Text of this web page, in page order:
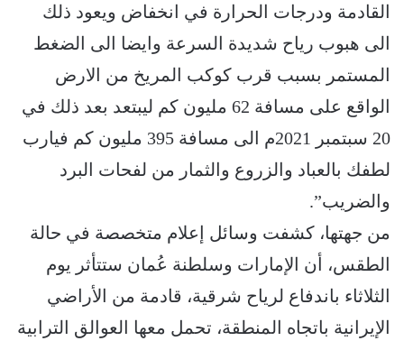
القادمة ودرجات الحرارة في انخفاض ويعود ذلك
الى هبوب رياح شديدة السرعة وايضا الى الضغط
المستمر بسبب قرب كوكب المريخ من الارض
الواقع على مسافة 62 مليون كم ليبتعد بعد ذلك في
20 سبتمبر 2021م الى مسافة 395 مليون كم فيارب
لطفك بالعباد والزروع والثمار من لفحات البرد
والضريب”.
من جهتها، كشفت وسائل إعلام متخصصة في حالة
الطقس، أن الإمارات وسلطنة عُمان ستتأثر يوم
الثلاثاء باندفاع لرياح شرقية، قادمة من الأراضي
الإيرانية باتجاه المنطقة، تحمل معها العوالق الترابية